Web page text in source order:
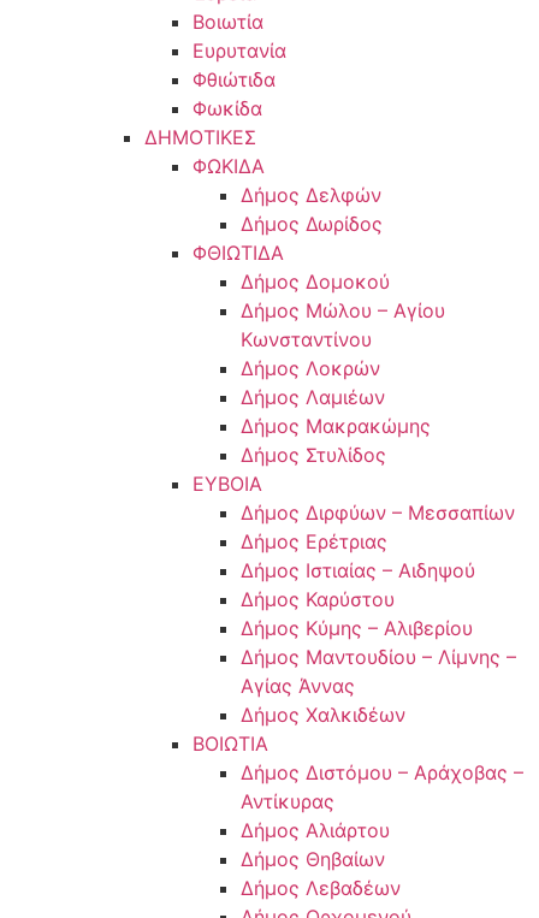
Βοιωτία
Ευρυτανία
Φθιώτιδα
Φωκίδα
ΔΗΜΟΤΙΚΕΣ
ΦΩΚΙΔΑ
Δήμος Δελφών
Δήμος Δωρίδος
ΦΘΙΩΤΙΔΑ
Δήμος Δομοκού
Δήμος Μώλου – Αγίου
Κωνσταντίνου
Δήμος Λοκρών
Δήμος Λαμιέων
Δήμος Μακρακώμης
Δήμος Στυλίδος
ΕΥΒΟΙΑ
Δήμος Διρφύων – Μεσσαπίων
Δήμος Ερέτριας
Δήμος Ιστιαίας – Αιδηψού
Δήμος Καρύστου
Δήμος Κύμης – Αλιβερίου
Δήμος Μαντουδίου – Λίμνης –
Αγίας Άννας
Δήμος Χαλκιδέων
ΒΟΙΩΤΙΑ
Δήμος Διστόμου – Αράχοβας –
Αντίκυρας
Δήμος Αλιάρτου
Δήμος Θηβαίων
Δήμος Λεβαδέων